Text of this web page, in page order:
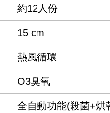
約12人份
15 cm
熱風循環
O3臭氧
全自動功能(殺菌+烘